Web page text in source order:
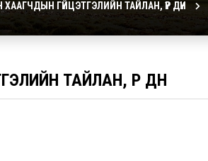
ХААГЧДЫН ГҮЙЦЭТГЭЛИЙН ТАЙЛАН, ҮР ДҮН
ТАЙЛАН, ҮР ДҮН